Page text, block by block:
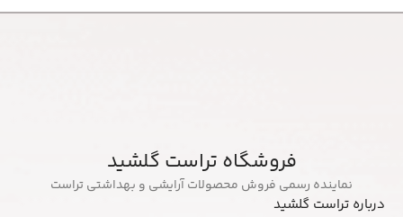
فروشگاه تراست گلشید
نماینده رسمی فروش محصولات آرایشی و بهداشتی تراست
درباره تراست گلشید